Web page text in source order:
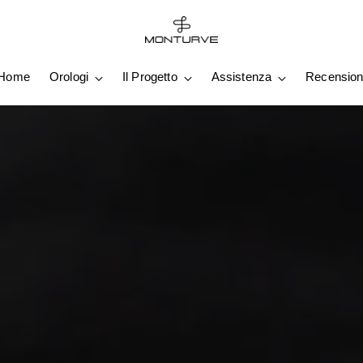
Orologi Il Progetto Assistenza